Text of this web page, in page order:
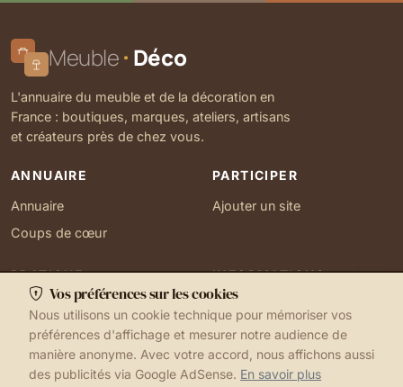
Meuble Déco
L'annuaire du meuble et de la décoration en
France : boutiques, marques, ateliers, artisans
et créateurs près de chez vous.
ANNUAIRE
Annuaire
Coups de cœur
PARTICIPER
Ajouter un site
PRATIQUE
Ma localisation
Gérer mes cookies
INFORMATIONS
Contact
Vos préférences sur les cookies
Nous utilisons un cookie technique pour mémoriser vos
préférences d'affichage et mesurer notre audience de
manière anonyme. Avec votre accord, nous affichons aussi
des publicités via Google AdSense. En savoir plus